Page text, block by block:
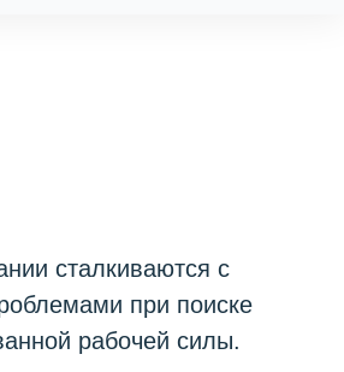
сталкиваются с
при поиске
рабочей силы.